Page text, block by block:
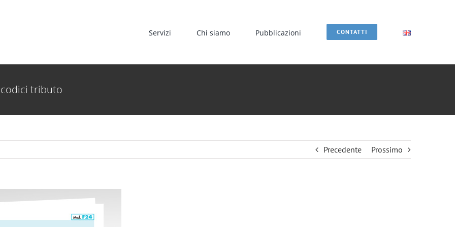
Servizi Chi siamo Pubblicazioni CONTATTI
tributo
Precedente Prossimo